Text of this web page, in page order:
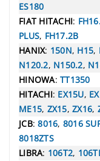
ES180
FIAT HITACHI:
PLUS, FH17.2B
HANIX: 150N, H15,
N120.2, N150.2,
HINOWA: TT1350
HITACHI: EX15U,
ME15, ZX15, ZX16,
JCB:8016, 8016
8018ZTS
LIBRA: 106T2,